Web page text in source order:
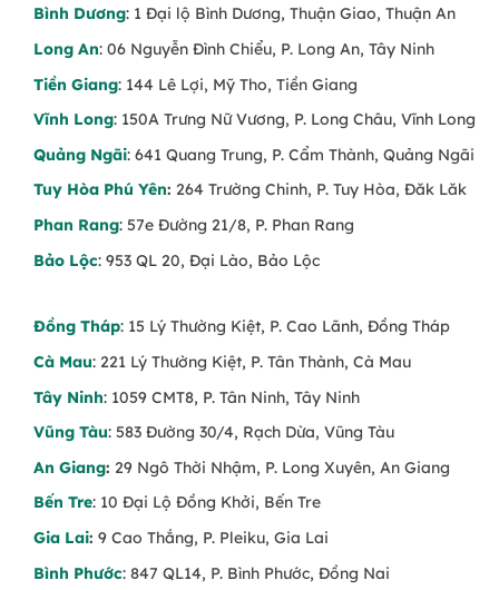
Bình Dương: 1 Đại lộ Bình Dương, Thuận Giao, Thuận An
Long An: 06 Nguyễn Đình Chiểu, P. Long An, Tây Ninh
Tiền Giang: 144 Lê Lợi, Mỹ Tho, Tiền Giang
Vĩnh Long: 150A Trưng Nữ Vương, P. Long Châu, Vĩnh Long
Quảng Ngãi: 641 Quang Trung, P. Cẩm Thành, Quảng Ngãi
Tuy Hòa Phú Yên: 264 Trường Chinh, P. Tuy Hòa, Đăk Lăk
Phan Rang: 57e Đường 21/8, P. Phan Rang
Bảo Lộc: 953 QL 20, Đại Lào, Bảo Lộc
Đồng Tháp: 15 Lý Thường Kiệt, P. Cao Lãnh, Đồng Tháp
Cà Mau: 221 Lý Thường Kiệt, P. Tân Thành, Cà Mau
Tây Ninh: 1059 CMT8, P. Tân Ninh, Tây Ninh
Vũng Tàu: 583 Đường 30/4, Rạch Dừa, Vũng Tàu
An Giang: 29 Ngô Thời Nhậm, P. Long Xuyên, An Giang
Bến Tre: 10 Đại Lộ Đồng Khởi, Bến Tre
Gia Lai: 9 Cao Thắng, P. Pleiku, Gia Lai
Bình Phước: 847 QL14, P. Bình Phước, Đồng Nai